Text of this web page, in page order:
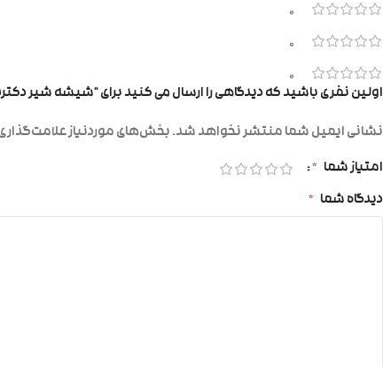
0
0
0
اولین نفری باشید که دیدگاهی را ارسال می کنید برای “شیشه شیر دکتربراون۱۲۰میل
نشانی ایمیل شما منتشر نخواهد شد.بخش‌های موردنیاز
امتیاز شما *
دیدگاه شما *